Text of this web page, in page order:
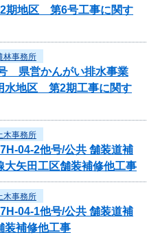
期地区 第6号工事に関す
林事務所
県営かんがい排水事業
水地区 第2期工事に関す
木事務所
04-2他号/公共 舗装道補
矢田工区舗装補修他工事
木事務所
04-1他号/公共 舗装道補
装補修他工事